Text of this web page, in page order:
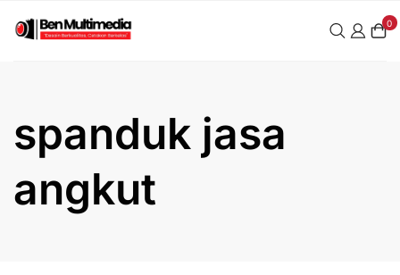
0
spanduk jasa
angkut